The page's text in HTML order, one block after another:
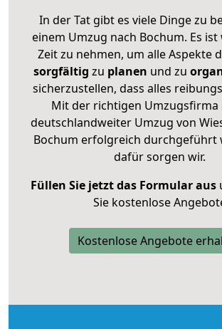
In der Tat gibt es viele Dinge zu
einem Umzug nach Bochum. Es
Zeit zu nehmen, um alle Aspekte
sorgfältig zu planen und zu
sicherzustellen, dass alles
Mit der richtigen Umzugsfirma
deutschlandweiter Umzug von
Bochum erfolgreich durchgeführt
dafür sorgen wir.
Füllen Sie jetzt das Formular aus
Sie kostenlose
Kostenlose Angebote